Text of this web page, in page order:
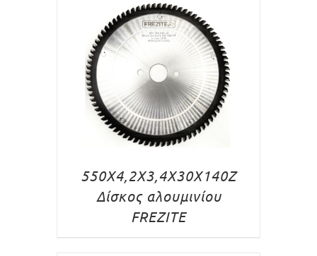
550X4,2X3,4X30X140Z
Δίσκος αλουμινίου
FREZITE